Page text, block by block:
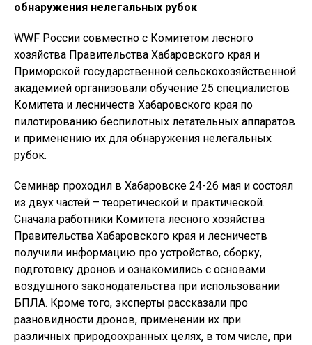
обнаружения нелегальных рубок
WWF России совместно с Комитетом лесного
хозяйства Правительства Хабаровского края и
Приморской государственной сельскохозяйственной
академией организовали обучение 25 специалистов
Комитета и лесничеств Хабаровского края по
пилотированию беспилотных летательных аппаратов
и применению их для обнаружения нелегальных
рубок.
Семинар проходил в Хабаровске 24-26 мая и состоял
из двух частей – теоретической и практической.
Сначала работники Комитета лесного хозяйства
Правительства Хабаровского края и лесничеств
получили информацию про устройство, сборку,
подготовку дронов и ознакомились с основами
воздушного законодательства при использовании
БПЛА. Кроме того, эксперты рассказали про
разновидности дронов, применении их при
различных природоохранных целях, в том числе, при